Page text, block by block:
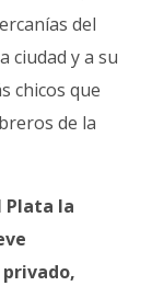
del
ciudad y a su
chicos que
de la
Plata la